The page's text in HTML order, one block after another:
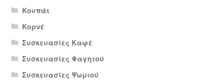
Κουπάτ
Κορνέ
Συσκευασίες Καφέ
Συσκευασίες Φαγητού
Συσκευασίες Ψωμιού